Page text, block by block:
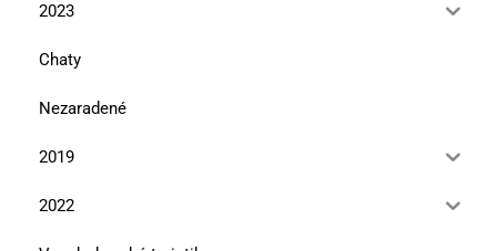
2023
Chaty
Nezaradené
2019
2022